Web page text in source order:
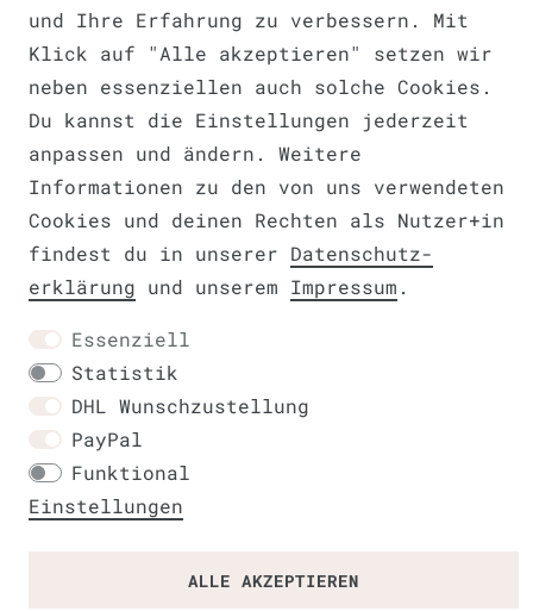
und Ihre Erfahrung zu verbessern. Mit
Klick auf "Alle akzeptieren" setzen wir
neben essenziellen auch solche Cookies.
Du kannst die Einstellungen jederzeit
anpassen und ändern. Weitere
Informationen zu den von uns verwendeten
Cookies und deinen Rechten als Nutzer+in
findest du in unserer Daten­schutz­
erklärung und unserem Impressum .
Essenziell
Statistik
DHL Wunschzustellung
PayPal
Funktional
Einstellungen
ALLE AKZEPTIEREN
Barrierefreiheitserklärung
Widerrufs­recht VERTRAG WIDERRUFEN